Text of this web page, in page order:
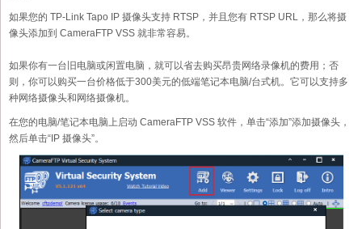
如果您的 TP-Link Tapo IP 摄像头支持 RTSP，并且您有 RTSP URL，那么将摄
像头添加到 CameraFTP VSS 就非常容易。
如果你有一台旧电脑或闲置电脑，就可以省去购买昂贵网络录像机的费用；否
则，你可以购买一台价格低于300美元的低端笔记本电脑/台式机。它可以支持多
种网络摄像头和网络摄像机。
在您的电脑/笔记本电脑上启动 CameraFTP VSS 软件，单击“添加”添加摄像头，
然后单击“IP 摄像头”。